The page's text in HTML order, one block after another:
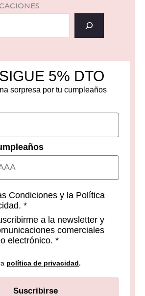
5% DTO
sorpresa por tu cumpleaños
Condiciones y la Política
*
a la newsletter y
comerciales
electrónico. *
política de privacidad.
Suscribirse